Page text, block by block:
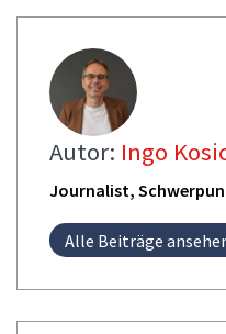
Autor: Ingo
Journalist,
Alle Beiträge